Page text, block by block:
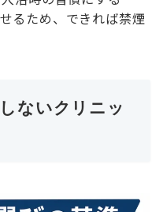
るため、できれば禁煙
ないクリニッ